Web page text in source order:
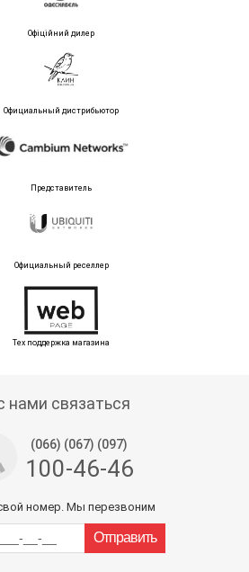
Офіційний дилер
Официальный дистрибьютор
Представитель
Официальный реселлер
Тех поддержка магазина
нами связаться
(066) (067) (097)
100-46-46
номер. Мы перезвоним